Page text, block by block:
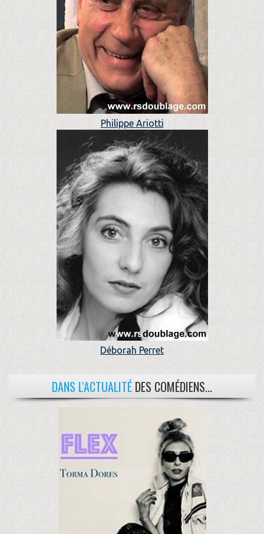
Philippe Ariotti
Déborah Perret
DANS L'ACTUALITÉ DES COMÉDIENS...